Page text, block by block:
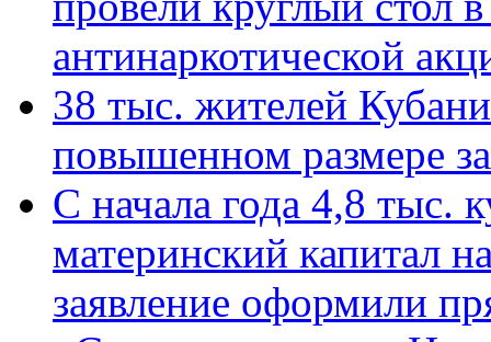
антинаркотической
38 тыс. жителей
повышенном размере
С начала года 4,8 тыс.
материнский капитал
заявление оформили